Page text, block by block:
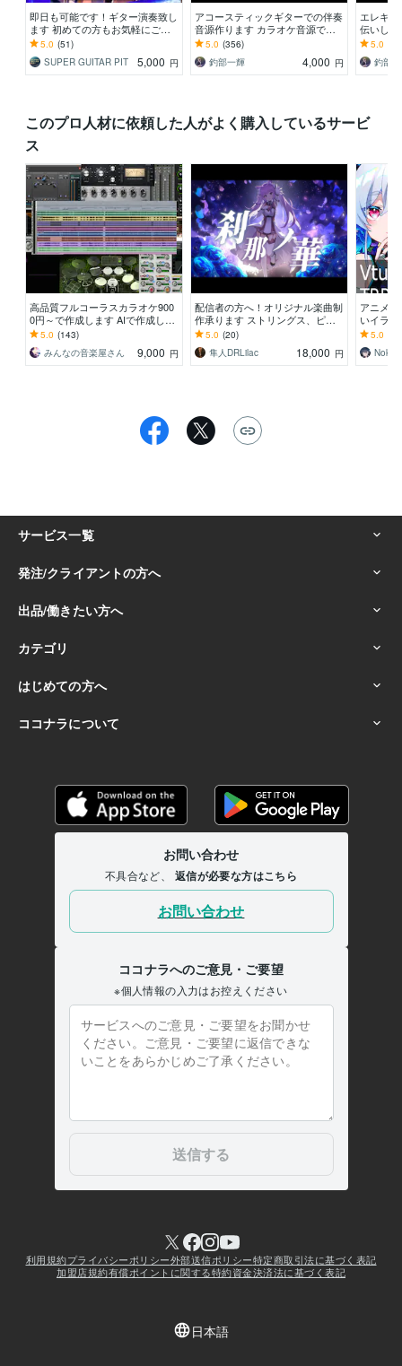
即日も可能です！ギター演奏致し
ます 初めての方もお気軽にご相
談ください！
5.0 (51)
SUPER GUITAR PIT
5,000 円
アコースティックギターでの伴奏
音源作ります カラオケ音源では
物足りない人！
5.0 (356)
釣部一輝
4,000 円
エレキ
伝いし
きない
5.0
釣部
このプロ人材に依頼した人がよく購入しているサービ
ス
高品質フルコーラスカラオケ900
0円～で作成します AIで作成した
音源でもOKです！
5.0 (143)
みんなの音楽屋さん
9,000 円
配信者の方へ！オリジナル楽曲制
作承ります ストリングス、ピア
ノを使用したエモい曲をお求めの
方にオススメ
5.0 (20)
隼人DRLilac
18,000 円
アニメ
いイラ
2D、
5.0